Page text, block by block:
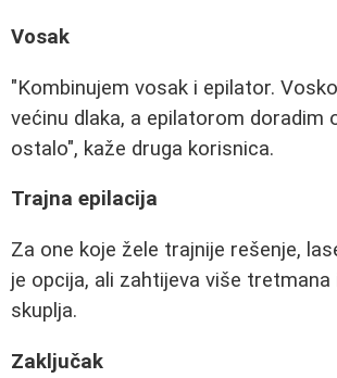
Vosak
"Kombinujem vosak i epilator.
većinu dlaka, a epilatorom doradim
ostalo", kaže druga korisnica.
Trajna epilacija
Za one koje žele trajnije rešenje,
je opcija, ali zahtijeva više tretmana
skuplja.
Zaključak